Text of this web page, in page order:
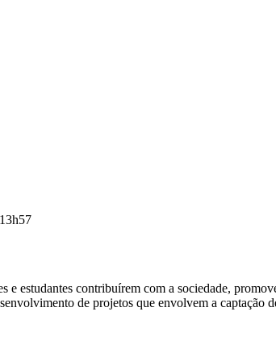
contribuírem com a sociedade,
de projetos que envolvem a captação